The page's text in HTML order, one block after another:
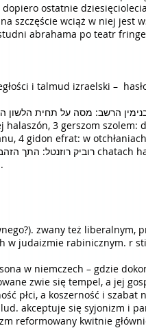
ostatnie
szczęście wciąż w niej jest
abrahama po teatr
zwany też liberalnym,
w judaizmie rabinicznym. r
w niemczech – gdzie
zwie się tempel, a jej
płci, a koszerność i szabat
akceptuje się syjonizm i
reformowany kwitnie